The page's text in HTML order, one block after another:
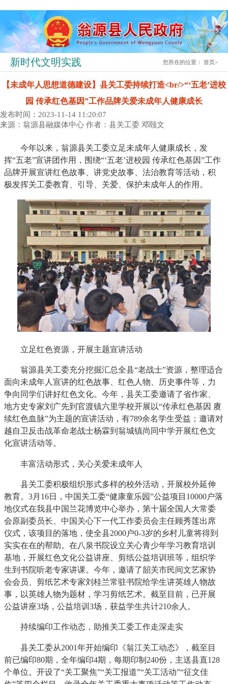
新时代文明实践 您所在的位置：首页>
【未成年人思想道德建设】县关工委持续打造<br/>“‘五老’进校
园 传承红色基因”工作品牌关爱未成年人健康成长
发布时间：2023-11-14 11:20:07
来源：翁源县融媒体中心 作者：县关工委 邓颐文
今年以来，翁源县关工委立足未成年人健康成长，发
挥“五老”宣讲团作用，围绕“‘五老’进校园 传承红色基因”工作
品牌开展宣讲红色故事、讲党史故事、法治教育等活动，积
极发挥关工委教育、引导、关爱、保护未成年人的作用。
立足红色资源，开展主题宣讲活动
翁源县关工委充分挖掘汇总全县“老战士”资源，整理适合
面向未成年人宣讲的红色故事、红色人物、历史事件等，力
争向同学们讲好红色文化。今年，县关工委邀请了省作家、
地方史专家刘广先到官渡镇六里学校开展以“传承红色基因 赓
续红色血脉”为主题的宣讲活动，有789余名学生受益；邀请对
越自卫反击战革命老战士杨霖到翁城镇尚同中学开展红色文
化宣讲活动等。
丰富活动形式，关心关爱未成年人
县关工委积极组织形式多样的校外活动，开展校外延伸
教育。3月16日，中国关工委“健康童乐园”公益项目10000户落
地仪式在我县中国兰花博览中心举办，第十届全国人大常委
会原副委员长、中国关心下一代工作委员会主任顾秀莲出席
仪式，该项目的落地，使全县2000户0-3岁的乡村儿童将得到
实实在在的帮助。在八泉书院设立关心青少年学习教育培训
基地，开展红色文化公益讲座、剪纸公益培训班等，组织学
生到书院听老专家讲课。今年，邀请了韶关市民间文艺家协
会会员、剪纸艺术专家刘桂兰常驻书院给学生讲英雄人物故
事，以英雄人物为题材，学习剪纸艺术。截至目前，已开展
公益讲座3场，公益培训3场，获益学生共计210余人。
持续编印工作动态，助推关工委工作走深走实
县关工委从2001年开始编印《翁江关工动态》，截至目
前已编印80期，全年编印4期，每期印制240份，主送县直128
个单位。开设了“关工聚焦”“关工报道”“关工活动”“征文佳